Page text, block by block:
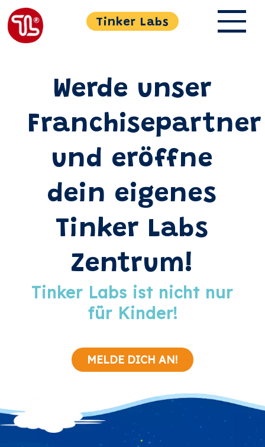
Tinker Labs
Werde unser
Franchisepartner
und eröffne
dein eigenes
Tinker Labs
Zentrum!
Tinker Labs ist nicht nur
für Kinder!
MELDE DICH AN!